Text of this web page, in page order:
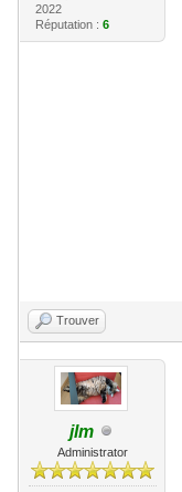
2022
Réputation : 6
Trouver
jlm
Administrator